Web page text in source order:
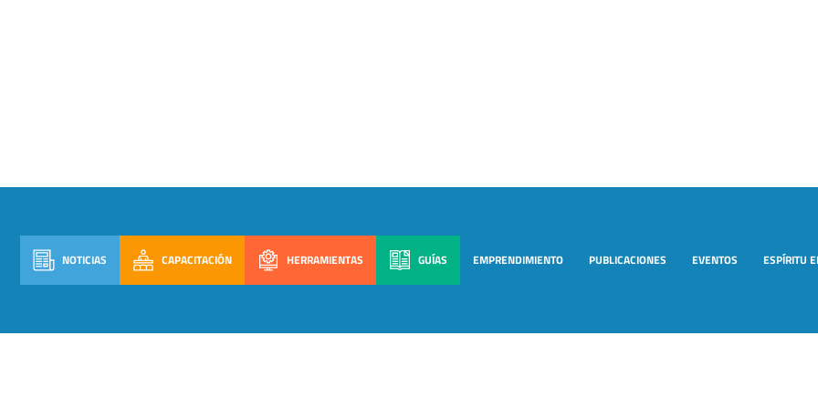
NOTICIAS CAPACITACIÓN HERRAMIENTAS GUÍAS EMPRENDIMIENTO PUBLICACIONES EVENTOS ESPÍRITU